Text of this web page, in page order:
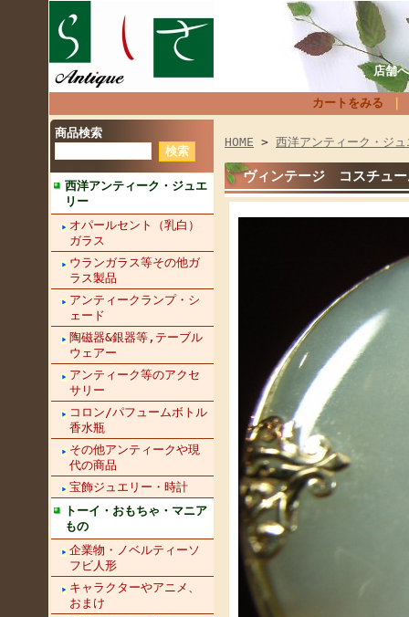
店舗
カートをみる
商品検索
西洋アンティーク・ジュエ
リー
オパールセント（乳白）
ガラス
ウランガラス等その他ガ
ラス製品
アンティークランプ・シ
ェード
陶磁器&銀器等,テーブル
ウェアー
アンティーク等のアクセ
サリー
コロン/パフュームボトル
香水瓶
その他アンティークや現
代の商品
宝飾ジュエリー・時計
トーイ・おもちゃ・マニア
もの
企業物・ノベルティーソ
フビ人形
キャラクターやアニメ、
おまけ
HOME > 西洋アンティーク・ジュ
ヴィンテージ コスチュ